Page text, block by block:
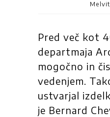
Pred več kot
departmaja
mogočno in
vedenjem.
ustvarjal
je Bernard